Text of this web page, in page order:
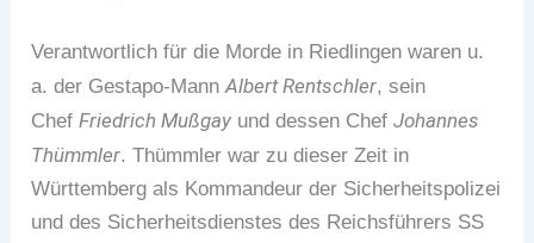
Verantwortlich für die Morde in Riedlingen waren u.
a. der Gestapo-MannAlbert Rentschler, sein
ChefFriedrich Mußgay und dessen ChefJohannes
Thümmler. Thümmler war zu dieser Zeit in
Württemberg als Kommandeur der Sicherheitspolizei
und des Sicherheitsdienstes des Reichsführers SS